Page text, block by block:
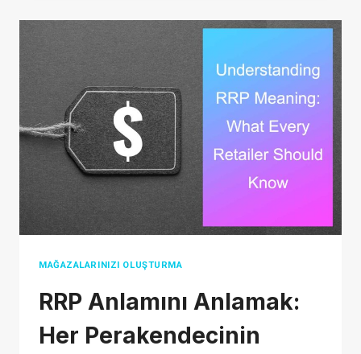
PRODUCTS
WITH
PROFIT
MARGIN
IN
2026
MAĞAZALARINIZI OLUŞTURMA
RRP Anlamını Anlamak:
Her Perakendecinin